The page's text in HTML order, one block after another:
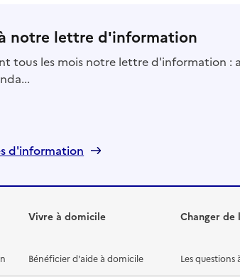
notre lettre d'information
tous les mois notre lettre d'information :
d'information
Vivre à domicile
Bénéficier d'aide à domicile
Changer de
Les questions